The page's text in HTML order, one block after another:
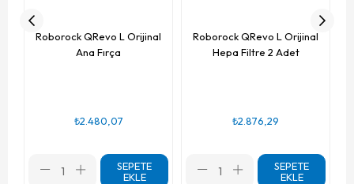
Roborock QRevo L Orijinal
Ana Fırça
₺2.480,07
SEPETE
EKLE
Roborock QRevo L Orijinal
Hepa Filtre 2 Adet
₺2.876,29
SEPETE
EKLE